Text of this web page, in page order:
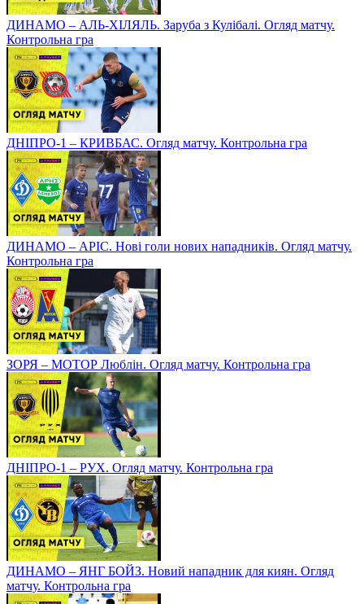
ДИНАМО – АЛЬ-ХІЛЯЛЬ. Заруба з Кулібалі. Огляд матчу.
Контрольна гра
ДНІПРО-1 – КРИВБАС. Огляд матчу. Контрольна гра
ДИНАМО – АРІС. Нові голи нових нападників. Огляд матчу.
Контрольна гра
ЗОРЯ – МОТОР Люблін. Огляд матчу. Контрольна гра
ДНІПРО-1 – РУХ. Огляд матчу. Контрольна гра
ДИНАМО – ЯНГ БОЙЗ. Новий нападник для киян. Огляд
матчу. Контрольна гра